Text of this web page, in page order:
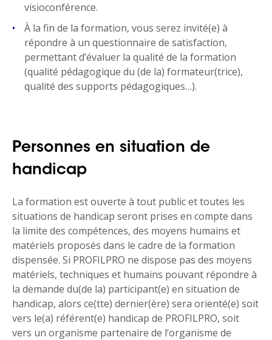
visioconférence.
À la fin de la formation, vous serez invité(e) à
répondre à un questionnaire de satisfaction,
permettant d’évaluer la qualité de la formation
(qualité pédagogique du (de la) formateur(trice),
qualité des supports pédagogiques…).
Personnes en situation de
handicap
La formation est ouverte à tout public et toutes les
situations de handicap seront prises en compte dans
la limite des compétences, des moyens humains et
matériels proposés dans le cadre de la formation
dispensée. Si PROFILPRO ne dispose pas des moyens
matériels, techniques et humains pouvant répondre à
la demande du(de la) participant(e) en situation de
handicap, alors ce(tte) dernier(ère) sera orienté(e) soit
vers le(a) référent(e) handicap de PROFILPRO, soit
vers un organisme partenaire de l’organisme de